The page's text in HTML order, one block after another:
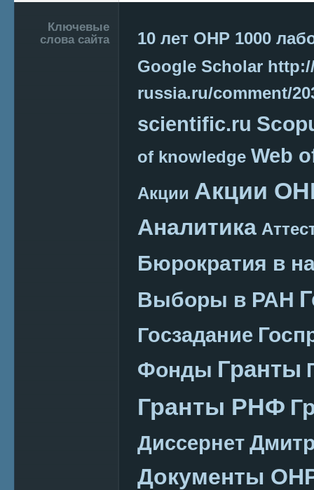
Подвал
Ключевые
слова сайта
10 лет ОНР 1000
Google Scholar
russia.ru/comment/
scientific.ru
of knowledge Web
Акции Акции
Аналитика
Бюрократия в
Выборы в РАН
Госзадание
Фонды Гранты
Гранты РНФ
Диссернет
Документы